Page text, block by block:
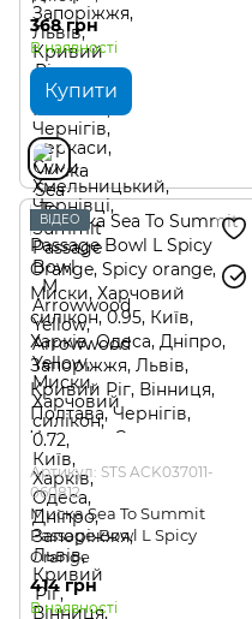
368 грн
В наявності
Купити
ВІДЕО
Артикул: STS ACK037011-
060812
Миска Sea To Summit
Passage Bowl L Spicy
Orange
414 грн
В наявності